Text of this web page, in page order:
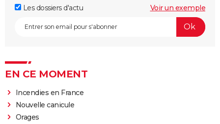
Les dossiers d'actu
Voir un exemple
EN CE MOMENT
Incendies en France
Nouvelle canicule
Orages